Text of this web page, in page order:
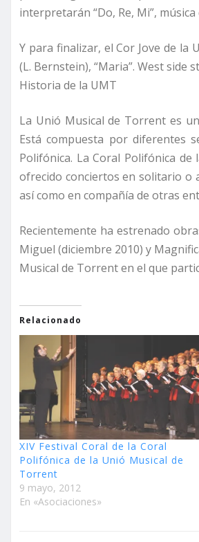
interpretarán “Do, Re, Mi”,
Y para finalizar, el Cor Jove de
(L. Bernstein), “Maria”. West side
Historia de la UMT
La Unió Musical de Torrent es
Está compuesta por diferentes
Polifónica. La Coral Polifónica
ofrecido conciertos en solitario o
así como en compañía de otras
Recientemente ha estrenado
Miguel (diciembre 2010) y
Musical de Torrent en el que
Relacionado
XIV Festival Coral de la Coral
Polifónica de la Unió Musical de
Torrent
9 mayo, 2012
En «Asociaciones»